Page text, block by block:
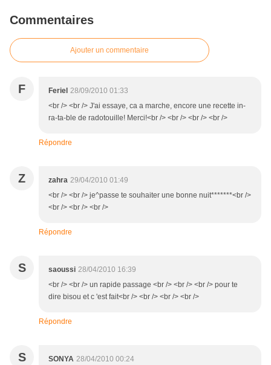
Commentaires
Ajouter un commentaire
F Feriel 28/09/2010 01:33
<br /> <br /> J'ai essaye, ca a marche, encore une recette in-
ra-ta-ble de radotouille! Merci!<br /> <br /> <br /> <br />
Répondre
Z zahra 29/04/2010 01:49
<br /> <br /> je^passe te souhaiter une bonne nuit*******<br />
<br /> <br /> <br />
Répondre
S saoussi 28/04/2010 16:39
<br /> <br /> un rapide passage <br /> <br /> <br /> pour te
dire bisou et c 'est fait<br /> <br /> <br /> <br />
Répondre
S SONYA 28/04/2010 00:24